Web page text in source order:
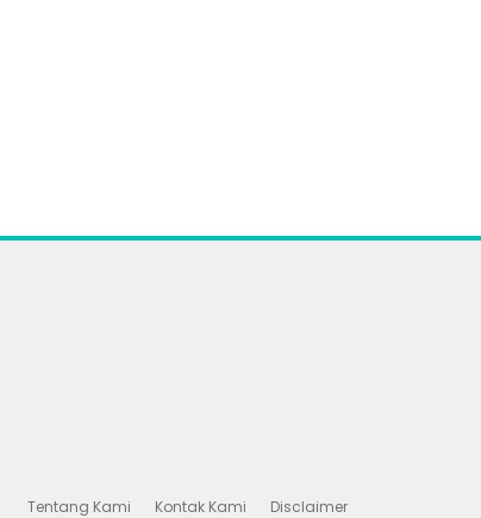
Tentang Kami Kontak Kami Disclaimer